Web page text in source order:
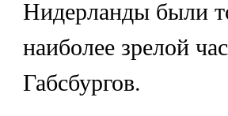
Нидерланды были
наиболее зрелой
Габсбургов.